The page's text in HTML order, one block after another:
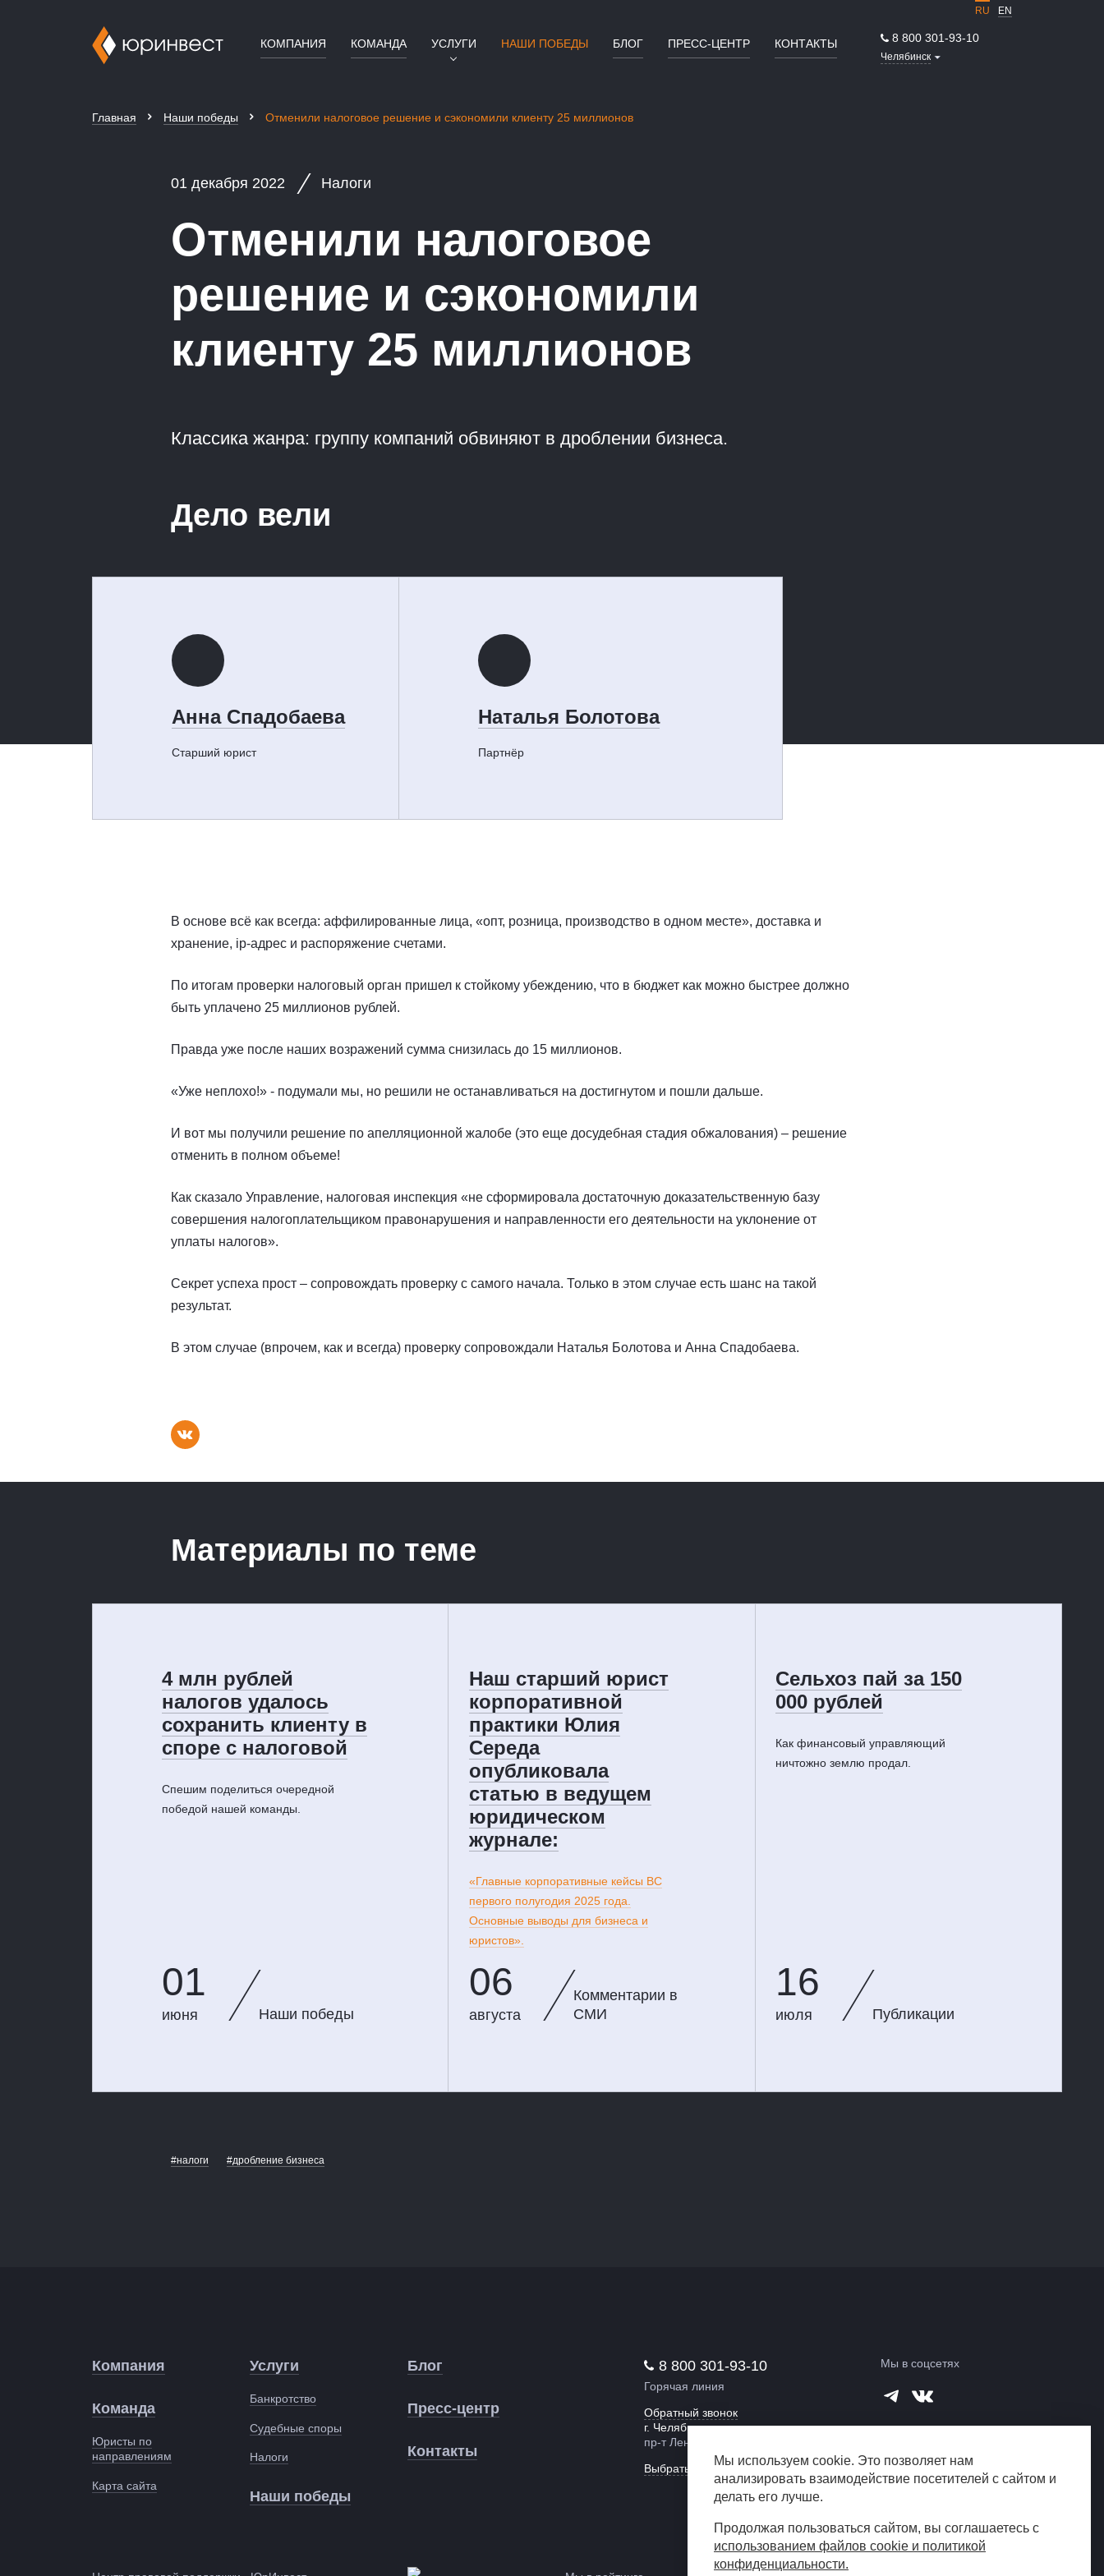
RU EN
КОМПАНИЯ КОМАНДА УСЛУГИ НАШИ ПОБЕДЫ БЛОГ ПРЕСС-ЦЕНТР КОНТАКТЫ 8 800 301-93-10
Челябинск
Главная Наши победы Отменили налоговое решение и сэкономили клиенту 25 миллионов
01 декабря 2022 Налоги
Отменили налоговое
решение и сэкономили
клиенту 25 миллионов
Классика жанра: группу компаний обвиняют в дроблении бизнеса.
Дело вели
Анна Спадобаева
Старший юрист
Наталья Болотова
Партнёр
В основе всё как всегда: аффилированные лица, «опт, розница, производство в одном месте», доставка и
хранение, ip-адрес и распоряжение счетами.
По итогам проверки налоговый орган пришел к стойкому убеждению, что в бюджет как можно быстрее должно
быть уплачено 25 миллионов рублей.
Правда уже после наших возражений сумма снизилась до 15 миллионов.
«Уже неплохо!» - подумали мы, но решили не останавливаться на достигнутом и пошли дальше.
И вот мы получили решение по апелляционной жалобе (это еще досудебная стадия обжалования) – решение
отменить в полном объеме!
Как сказало Управление, налоговая инспекция «не сформировала достаточную доказательственную базу
совершения налогоплательщиком правонарушения и направленности его деятельности на уклонение от
уплаты налогов».
Секрет успеха прост – сопровождать проверку с самого начала. Только в этом случае есть шанс на такой
результат.
В этом случае (впрочем, как и всегда) проверку сопровождали Наталья Болотова и Анна Спадобаева.
Материалы по теме
4 млн рублей
налогов удалось
сохранить клиенту в
споре с налоговой
Спешим поделиться очередной
победой нашей команды.
01
июня Наши победы
Наш старший юрист
корпоративной
практики Юлия
Середа
опубликовала
статью в ведущем
юридическом
журнале:
«Главные корпоративные кейсы ВС
первого полугодия 2025 года.
Основные выводы для бизнеса и
юристов».
06
августа
Комментарии в
СМИ
Сельхоз пай за 150
000 рублей
Как финансовый управляющий
ничтожно землю продал.
16
июля Публикации
#налоги #дробление бизнеса
Компания
Команда
Юристы по
направлениям
Карта сайта
Услуги
Банкротство
Судебные споры
Налоги
Наши победы
Блог
Пресс-центр
Контакты
8 800 301-93-10
Горячая линия
Обратный звонок
г. Челябинск,
пр-т Ленина, 55а
Выбрать другой город?
Мы в соцсетях
Мы используем cookie. Это позволяет нам
анализировать взаимодействие посетителей с сайтом и
делать его лучше.
Продолжая пользоваться сайтом, вы соглашаетесь с
использованием файлов cookie и политикой
конфиденциальности.